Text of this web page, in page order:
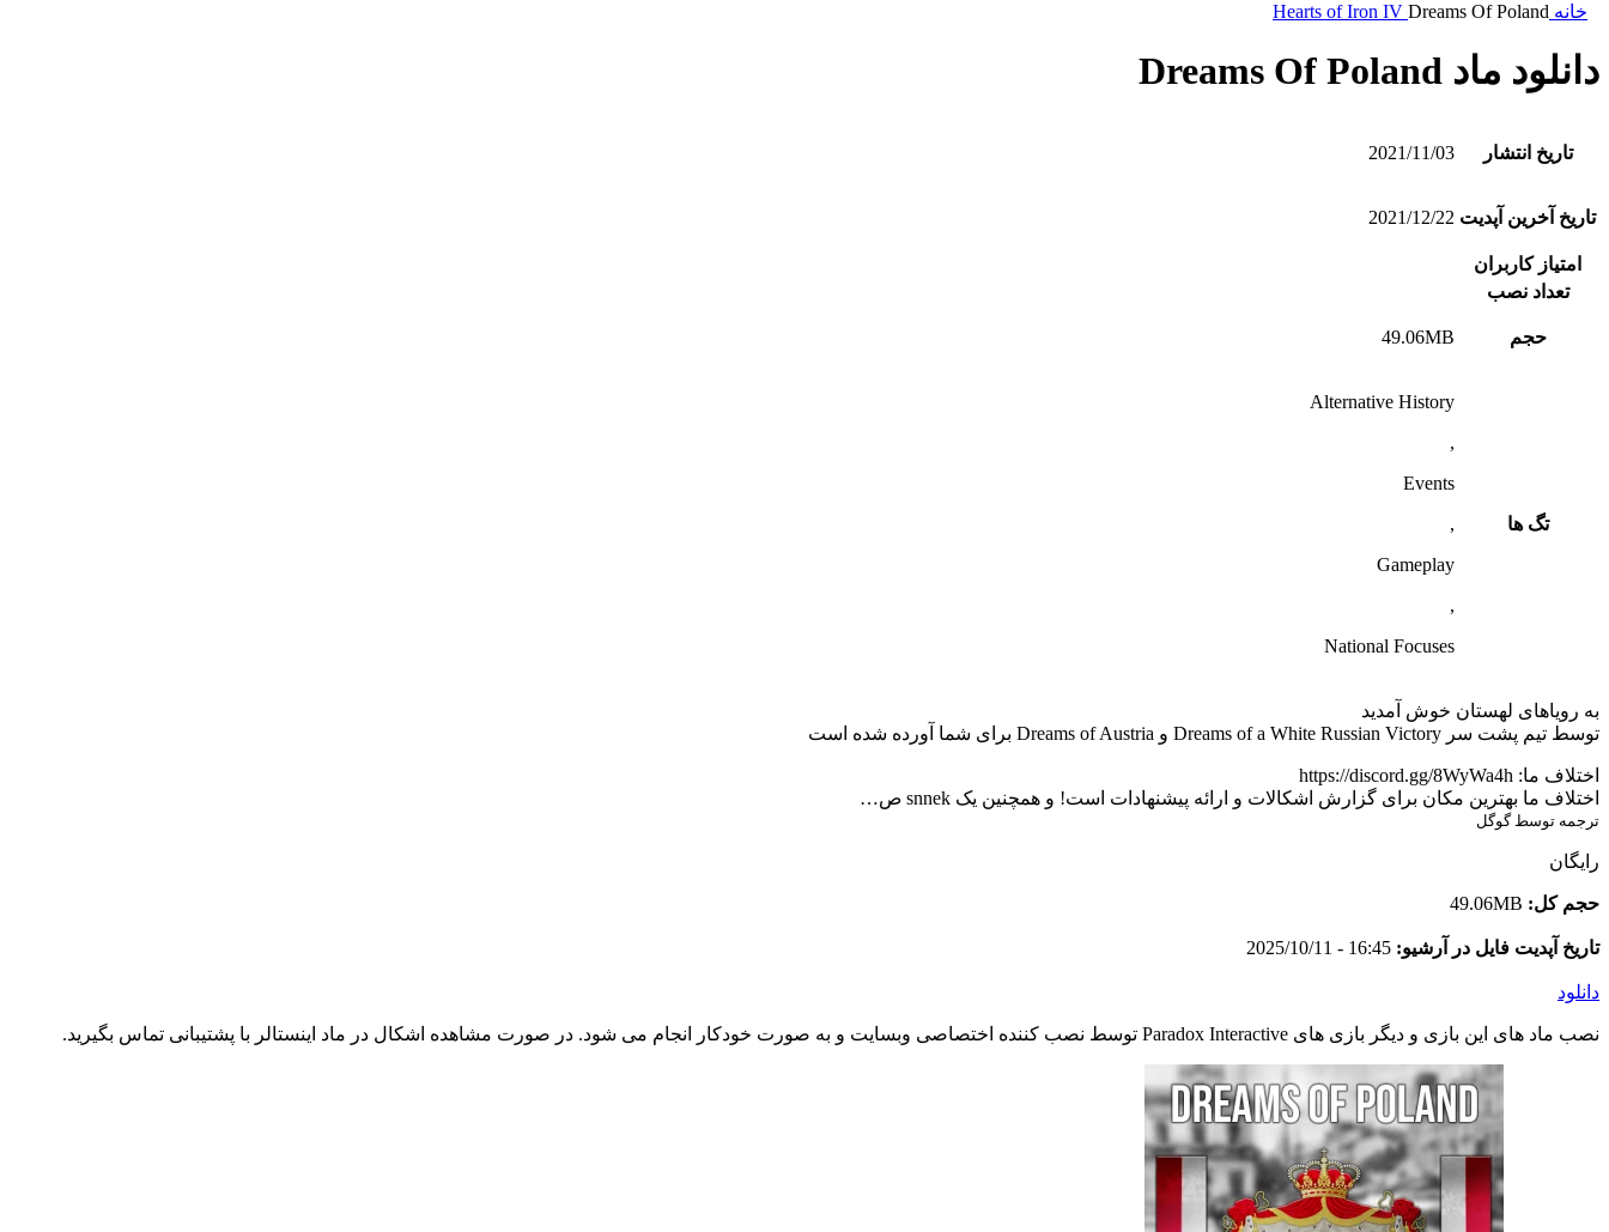
خانه
Hearts of Iron IV Dreams Of Poland
دانلود ماد Dreams Of Poland
تاریخ انتشار 2021/11/03
تاریخ آخرین آپدیت 2021/12/22
امتیاز کاربران
تعداد نصب
حجم 49.06MB
تگ ها
Alternative History
,
Events
,
Gameplay
,
National Focuses
به رویاهای لهستان خوش آمدید
توسط تیم پشت سر Dreams of a White Russian Victory و Dreams of Austria برای شما آورده شده است
اختلاف ما: https://discord.gg/8WyWa4h
اختلاف ما بهترین مکان برای گزارش اشکالات و ارائه پیشنهادات است! و همچنین یک snnek ص…
ترجمه توسط گوگل
رایگان
حجم کل: 49.06MB
تاریخ آپدیت فایل در آرشیو: 16:45 - 2025/10/11
دانلود
نصب ماد های این بازی و دیگر بازی های Paradox Interactive توسط نصب کننده اختصاصی وبسایت و به صورت خودکار انجام می شود. در صورت مشاهده اشکال در ماد اینستالر با پشتیبانی تماس بگیرید.